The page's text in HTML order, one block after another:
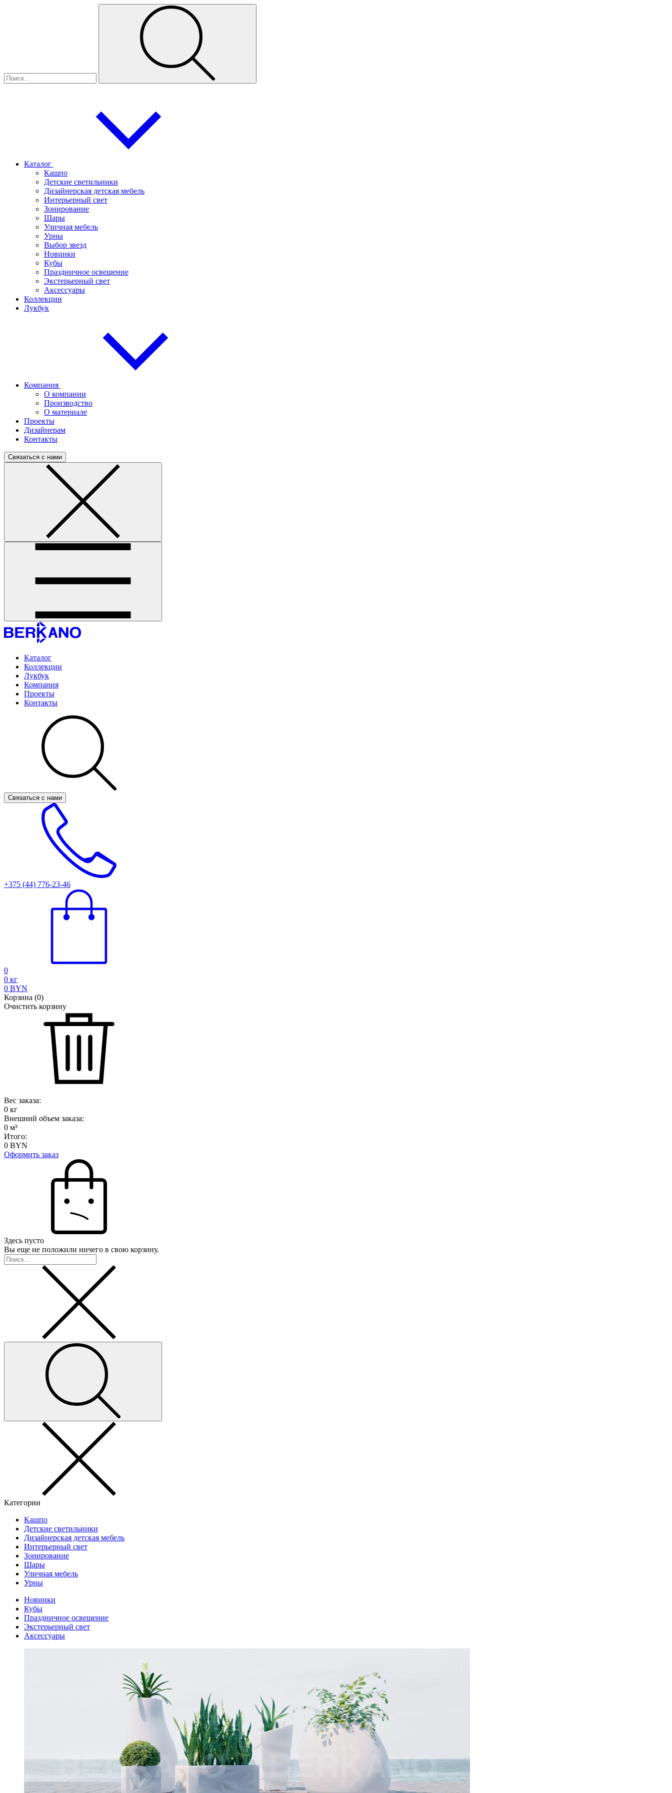
Каталог
Кашпо
Детские светильники
Дизайнерская детская мебель
Интерьерный свет
Зонирование
Шары
Уличная мебель
Урны
Выбор звезд
Новинки
Кубы
Праздничное освещение
Экстерьерный свет
Аксессуары
Коллекции
Лукбук
Компания
О компании
Производство
О материале
Проекты
Дизайнерам
Контакты
Связаться с нами
Каталог
Коллекции
Лукбук
Компания
Проекты
Контакты
Связаться с нами
+375 (44) 776-23-46
0
0 кг
0 BYN
Корзина (0)
Очистить корзину
Вес заказа:
0 кг
Внешний объем заказа:
0 м³
Итого:
0 BYN
Оформить заказ
Здесь пусто
Вы еще не положили ничего в свою корзину.
Категории
Кашпо
Детские светильники
Дизайнерская детская мебель
Интерьерный свет
Зонирование
Шары
Уличная мебель
Урны
Новинки
Кубы
Праздничное освещение
Экстерьерный свет
Аксессуары